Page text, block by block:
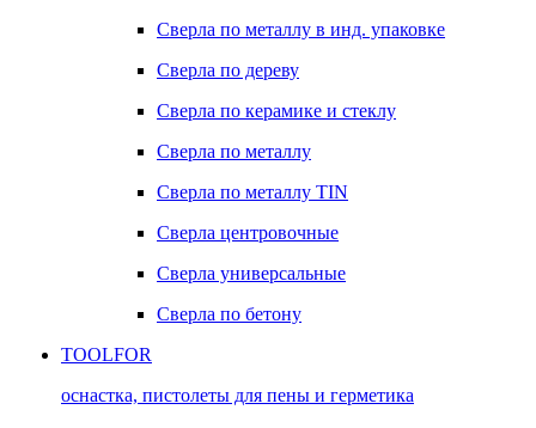
Сверла по металлу в инд. упаковке
Сверла по дереву
Сверла по керамике и стеклу
Сверла по металлу
Сверла по металлу TIN
Сверла центровочные
Сверла универсальные
Сверла по бетону
TOOLFOR
оснастка, пистолеты для пены и герметика